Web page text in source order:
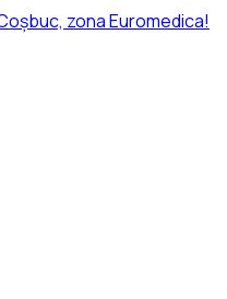
zona Euromedica!